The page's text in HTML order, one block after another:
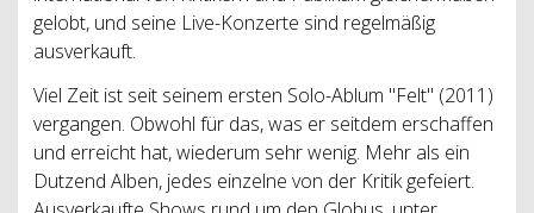
gelobt, und seine Live-Konzerte sind regelmäßig
ausverkauft.
Viel Zeit ist seit seinem ersten Solo-Ablum "Felt" (2011)
vergangen. Obwohl für das, was er seitdem erschaffen
und erreicht hat, wiederum sehr wenig. Mehr als ein
Dutzend Alben, jedes einzelne von der Kritik gefeiert.